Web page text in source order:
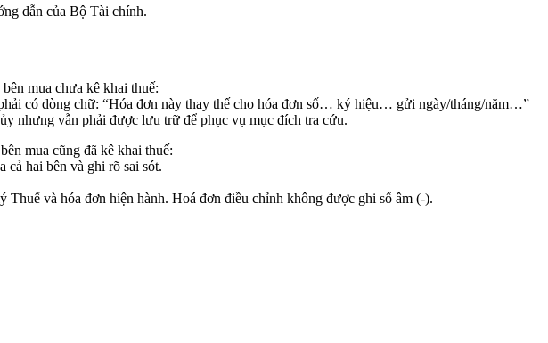
dẫn của Bộ Tài chính.
mua chưa kê khai thuế:
có dòng chữ: “Hóa đơn này thay thế cho hóa đơn số… ký hiệu… gửi ngày/tháng/năm…”
nhưng vẫn phải được lưu trữ để phục vụ mục đích tra cứu.
mua cũng đã kê khai thuế:
cả hai bên và ghi rõ sai sót.
và hóa đơn hiện hành. Hoá đơn điều chỉnh không được ghi số âm (-).